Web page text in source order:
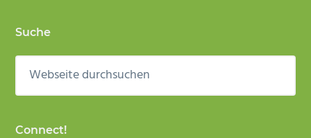
Suche
Webseite
durchsuchen
Connect!